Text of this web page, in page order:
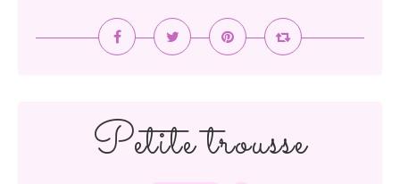
Petite trousse